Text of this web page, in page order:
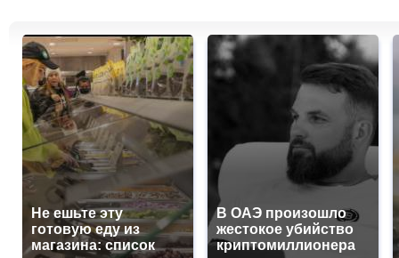
Не ешьте эту
готовую еду из
магазина: список
В ОАЭ произошло
жестокое убийство
криптомиллионера